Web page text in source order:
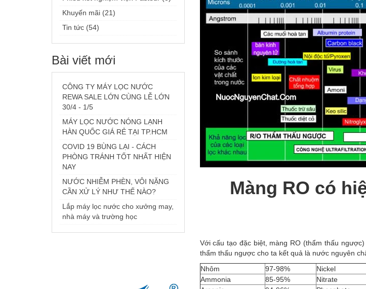
Khuyến mãi (21)
Tin tức (54)
Bài viết mới
CÔNG TY MÁY LỌC NƯỚC
REWA SALE LỚN CÙNG LỄ LỚN
30/4 - 1/5
MÁY LỌC NƯỚC NÓNG LẠNH
HÀN QUỐC GIÁ RẺ TẠI TP.HCM
COVID 19 BÙNG LẠI - CÁCH
PHÒNG TRÁNH TỐT NHẤT HIỆN
NAY
NƯỚC NHIỄM PHÈN, VÔI NẶNG
CẦN XỬ LÝ NHƯ THẾ NÀO?
Lắp máy lọc nước cho xưởng may,
nhà máy và trường học
Màng RO có
Với cấu tạo đặc biệt, màng RO (thẩm thấu
thẩm thấu ngược cho ta kết quả là nước nguyên
Nhôm
97-98% Nickel
Ammonia
85-95% Nitrate